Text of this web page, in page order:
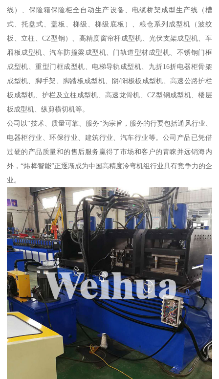
线）、保险箱保险柜全自动生产设备、电缆桥架成型生产线（槽
式、托盘式、盖板、梯级、梯级底板）、粮仓系列成型机（波纹
板、立柱、CZ型钢）、高精度窗帘杆成型机、光伏支架成型机、车
厢板成型机、汽车防撞梁成型机、门轨道型材成型机、不锈钢门框
成型机、重型门框成型机、电梯导轨成型机、九折16折电器柜骨架
成型机、脚手架、脚踏板成型机、阴/阳极板成型机、高速公路护栏
板成型机、护栏及立柱成型机、高速龙骨机、CZ型钢成型机、楼层
板成型机、纵剪横切机等。
公司以“技术、质量可靠、服务”为宗旨，服务的行要包括通风行业、
电器柜行业、环保行业、建筑行业、汽车行业等。公司产品已凭借
过硬的产品质量和的售后服务赢得了市场和客户的青睐并远销海内
外，“炜桦智能”正逐渐成为中国高精度冷弯机组行业具有竞争力的企
业。